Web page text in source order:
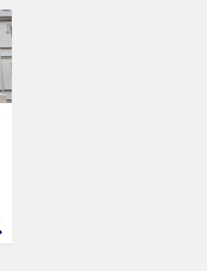
Drąsa
kurti
ir
dalintis:
Neringos
gimnazijos
mokiniai
kūryb...